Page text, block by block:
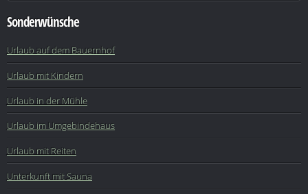
Sonderwünsche
Urlaub auf dem Bauernhof
Urlaub mit Kindern
Urlaub in der Mühle
Urlaub im Umgebindehaus
Urlaub mit Reiten
Unterkunft mit Sauna